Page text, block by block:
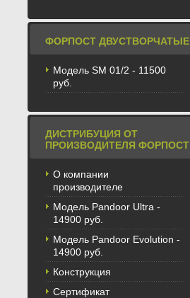
ФОРПОСТ ДВУСТВОРЧАТЫЕ
Модель SM 01/2 - 11500
руб.
ДИСТРИБУЦИЯ ОТ
ПРОИЗВОДИТЕЛЯ ФОРПОСТ
О компании
производителе
Модель Pandoor Ultra -
14900 руб.
Модель Pandoor Evolution -
14900 руб.
Конструкция
Сертификат